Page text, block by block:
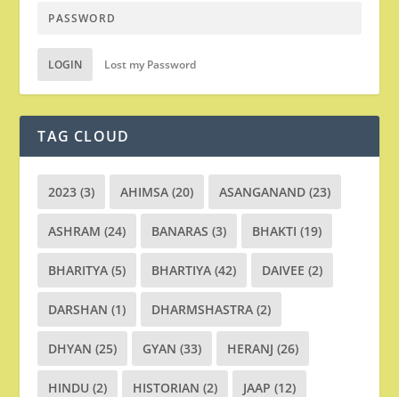
LOGIN Lost my Password
TAG CLOUD
2023 (3) AHIMSA (20) ASANGANAND (23)
ASHRAM (24) BANARAS (3) BHAKTI (19)
BHARITYA (5) BHARTIYA (42) DAIVEE (2)
DARSHAN (1) DHARMSHASTRA (2)
DHYAN (25) GYAN (33) HERANJ (26)
HINDU (2) HISTORIAN (2) JAAP (12)